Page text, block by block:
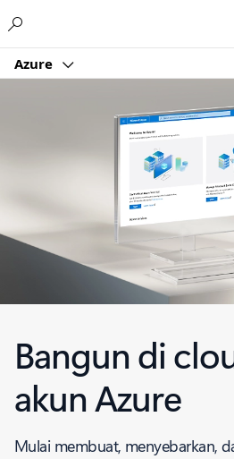
Azure
Bangun di
akun Azure
Mulai membuat, menyebarkan,